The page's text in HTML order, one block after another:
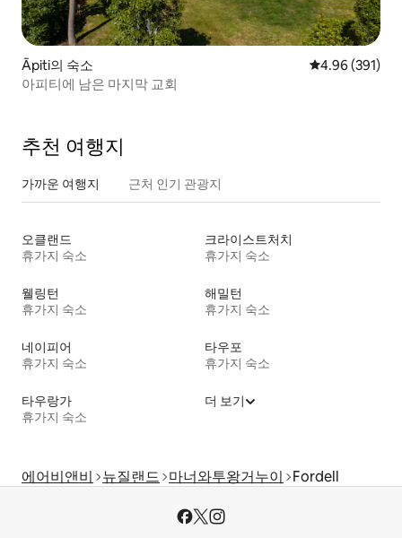
Āpiti의 숙소 평점 4.96점(5
4.96 (391)
아피티에 남은 마지막 교회
추천 여행지
가까운 여행지 근처 인기 관광지
오클랜드
휴가지 숙소
크라이스트처치
휴가지 숙소
웰링턴
휴가지 숙소
해밀턴
휴가지 숙소
네이피어
휴가지 숙소
타우포
휴가지 숙소
타우랑가
휴가지 숙소
더 보기
에어비앤비 뉴질랜드 마너와투왕거누이 Fordell